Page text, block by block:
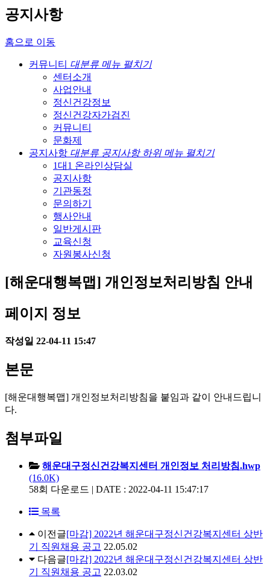
공지사항
홈으로 이동
커뮤니티 대분류 메뉴 펼치기
센터소개
사업안내
정신건강정보
정신건강자가검진
커뮤니티
문화제
공지사항 대분류 공지사항 하위 메뉴 펼치기
1대1 온라인상담실
공지사항
기관동정
문의하기
행사안내
일반게시판
교육신청
자원봉사신청
[해운대행복맵] 개인정보처리방침 안내
페이지 정보
작성일 22-04-11 15:47
본문
[해운대행복맵] 개인정보처리방침을 붙임과 같이 안내드립니
다.
첨부파일
해운대구정신건강복지센터 개인정보 처리방침.hwp
(16.0K)
58회 다운로드 | DATE : 2022-04-11 15:47:17
목록
이전글[마감] 2022년 해운대구정신건강복지센터 상반
기 직원채용 공고 22.05.02
다음글[마감] 2022년 해운대구정신건강복지센터 상반
기 직원채용 공고 22.03.02